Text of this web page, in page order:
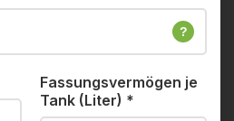
?
Fassungsvermögen je
Tank (Liter) *